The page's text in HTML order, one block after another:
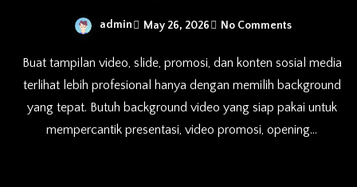
admin May 26, 2026 No Comments
Buat tampilan video, slide, promosi, dan konten sosial media
terlihat lebih profesional hanya dengan memilih background
yang tepat. Butuh background video yang siap pakai untuk
mempercantik presentasi, video promosi, opening…